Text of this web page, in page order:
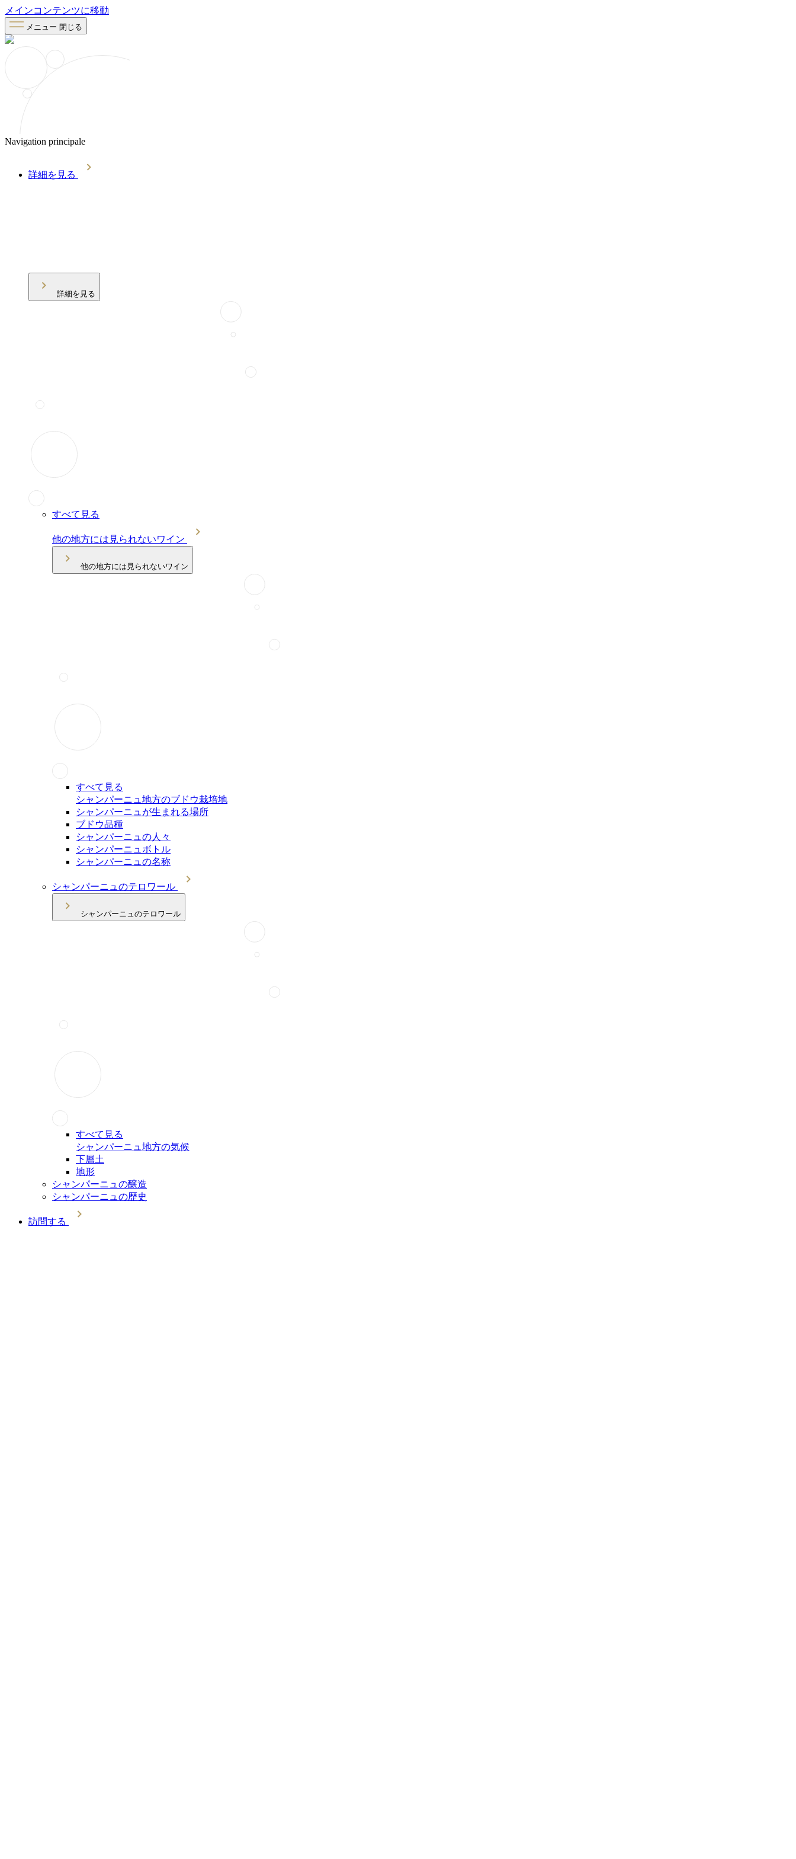
メインコンテンツに移動
メニュー 閉じる
Navigation principale
詳細を見る
詳細を見る
すべて見る
他の地方には見られないワイン
他の地方には見られないワイン
すべて見る
シャンパーニュ地方のブドウ栽培地
シャンパーニュが生まれる場所
ブドウ品種
シャンパーニュの人々
シャンパーニュボトル
シャンパーニュの名称
シャンパーニュのテロワール
シャンパーニュのテロワール
すべて見る
シャンパーニュ地方の気候
下層土
地形
シャンパーニュの醸造
シャンパーニュの歴史
訪問する